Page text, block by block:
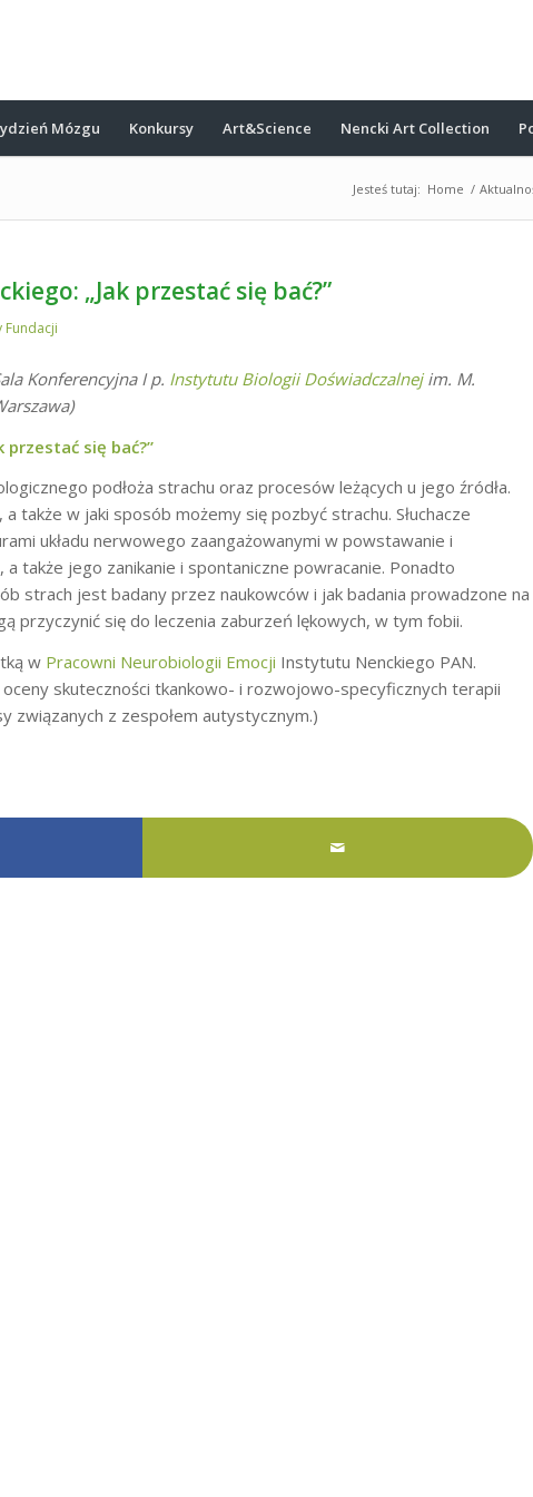
Mózgu Konkursy Art&Science Nencki Art Collection
Jesteś tutaj: Home /
„Jak przestać się bać?”
Fundacji
Konferencyjna I p. Instytutu Biologii Doświadczalnejim. M.
przestać się bać?”
podłoża strachu oraz procesów leżących u jego źródła.
także w jaki sposób możemy się pozbyć strachu. Słuchacze
układu nerwowego zaangażowanymi w powstawanie i
także jego zanikanie i spontaniczne powracanie. Ponadto
strach jest badany przez naukowców i jak badania prowadzone na
przyczynić się do leczenia zaburzeń lękowych, w tym fobii.
w Pracowni Neurobiologii Emocji Instytutu Nenckiego PAN.
skuteczności tkankowo- i rozwojowo-specyficznych terapii
związanych z zespołem autystycznym.)